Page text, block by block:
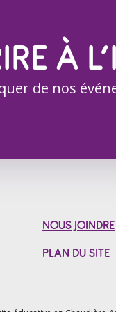
À
de nos
NOUS JOINDRE
PLAN DU SITE